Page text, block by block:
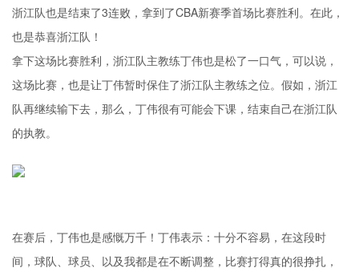
浙江队也是结束了3连败，拿到了CBA新赛季首场比赛胜利。在此，
也是恭喜浙江队！
拿下这场比赛胜利，浙江队主教练丁伟也是松了一口气，可以说，
这场比赛，也是让丁伟暂时保住了浙江队主教练之位。假如，浙江
队再继续输下去，那么，丁伟很有可能会下课，结束自己在浙江队
的执教。
在赛后，丁伟也是感慨万千！丁伟表示：十分不容易，在这段时
间，球队、球员、以及我都是在不断调整，比赛打得真的很挣扎，